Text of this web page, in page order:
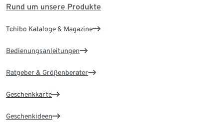
Rund um unsere Produkte
Tchibo Kataloge & Magazine
Bedienungsanleitungen
Ratgeber & Größenberater
Geschenkkarte
Geschenkideen